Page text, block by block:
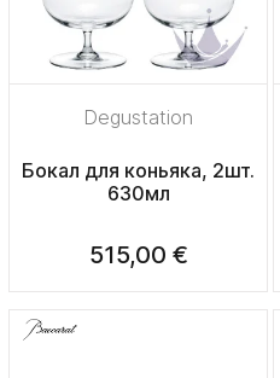
Degustation
Бокал для коньяка, 2шт.
630мл
515,00 €